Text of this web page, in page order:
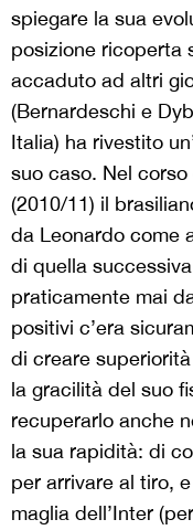
spiegare la sua
posizione ricoperta
accaduto ad altri
(Bernardeschi e
Italia) ha rivestito
suo caso. Nel
(2010/11) il
da Leonardo come
di quella
praticamente mai
positivi c’era
di creare
la gracilità del suo
recuperarlo anche
la sua rapidità: di
per arrivare al tiro,
maglia dell’Inter